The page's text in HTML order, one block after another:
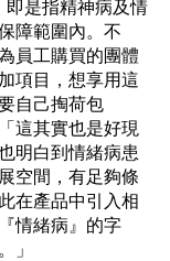
即是指精神病及情
障範圍內。不
員工購買的團體
項目，想享用這
自己掏荷包
這其實也是好現
明白到情緒病患
空間，有足夠條
在產品中引入相
情緒病』的字
」